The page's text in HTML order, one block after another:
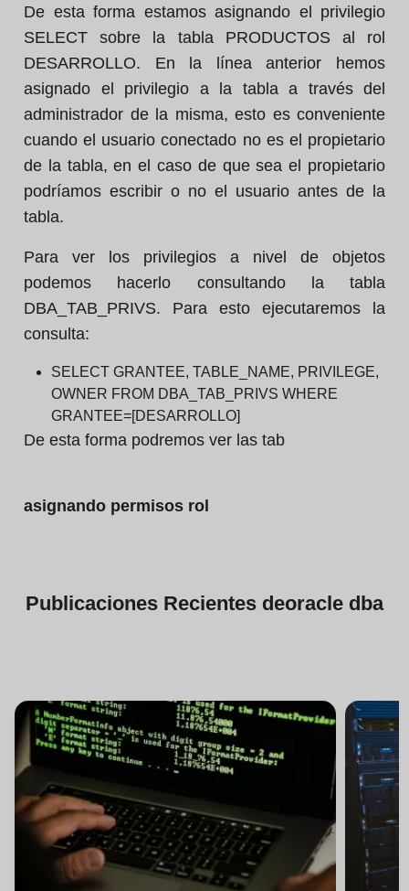
De esta forma estamos asignando el privilegio
SELECT sobre la tabla PRODUCTOS al rol
DESARROLLO. En la línea anterior hemos
asignado el privilegio a la tabla a través del
administrador de la misma, esto es conveniente
cuando el usuario conectado no es el propietario
de la tabla, en el caso de que sea el propietario
podríamos escribir o no el usuario antes de la
tabla.
Para ver los privilegios a nivel de objetos
podemos hacerlo consultando la tabla
DBA_TAB_PRIVS. Para esto ejecutaremos la
consulta:
SELECT GRANTEE, TABLE_NAME, PRIVILEGE,
OWNER FROM DBA_TAB_PRIVS WHERE
GRANTEE=[DESARROLLO]
De esta forma podremos ver las tab
asignando permisos rol
Publicaciones Recientes deoracle dba